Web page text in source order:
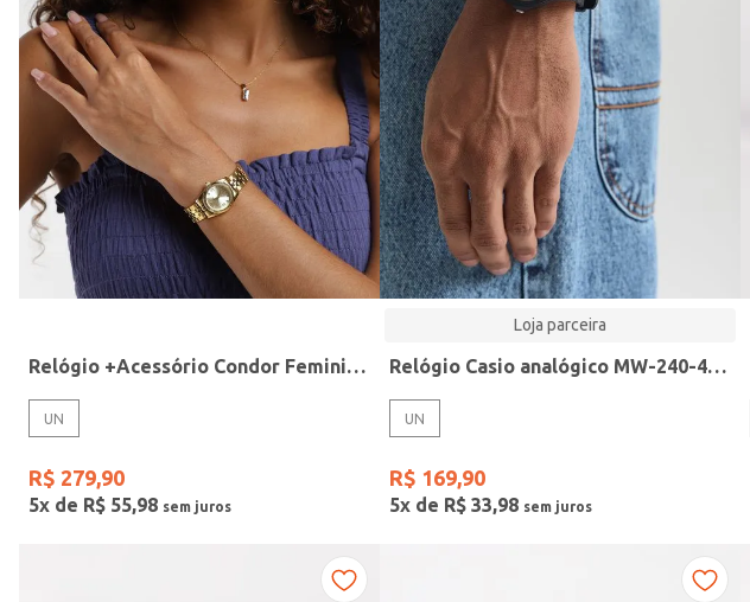
Modelo
Relógio +Acessório Condor Feminino DOURADO
UN
R$ 279,90
5x de R$ 55,98
Loja parceira
Relógio Casio analógico MW-240-4BVDF-SC
UN
R$ 169,90
5x de R$ 33,98